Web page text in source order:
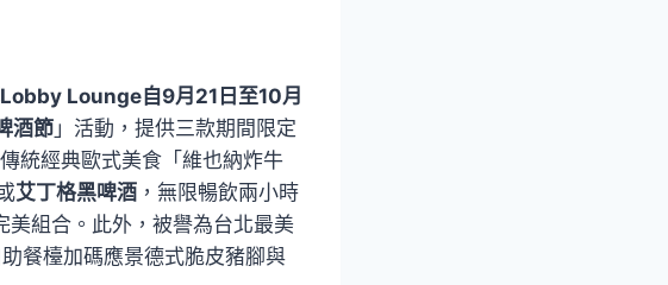
Lounge自9月21日至10月
酒節」活動，提供三款期間限定
統經典歐式美食「維也納炸牛
艾丁格黑啤酒 ，無限暢飲兩小時
組合。此外，被譽為台北最美
餐檯加碼應景德式脆皮豬腳與